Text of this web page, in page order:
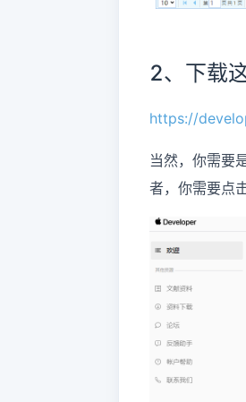
2、下载
https://
当然，你需要
者，你需要点